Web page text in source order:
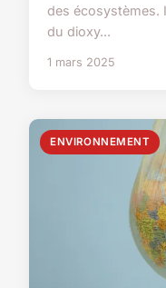
des écosystèmes.
du dioxy...
1 mars 2025
ENVIRONNEMENT